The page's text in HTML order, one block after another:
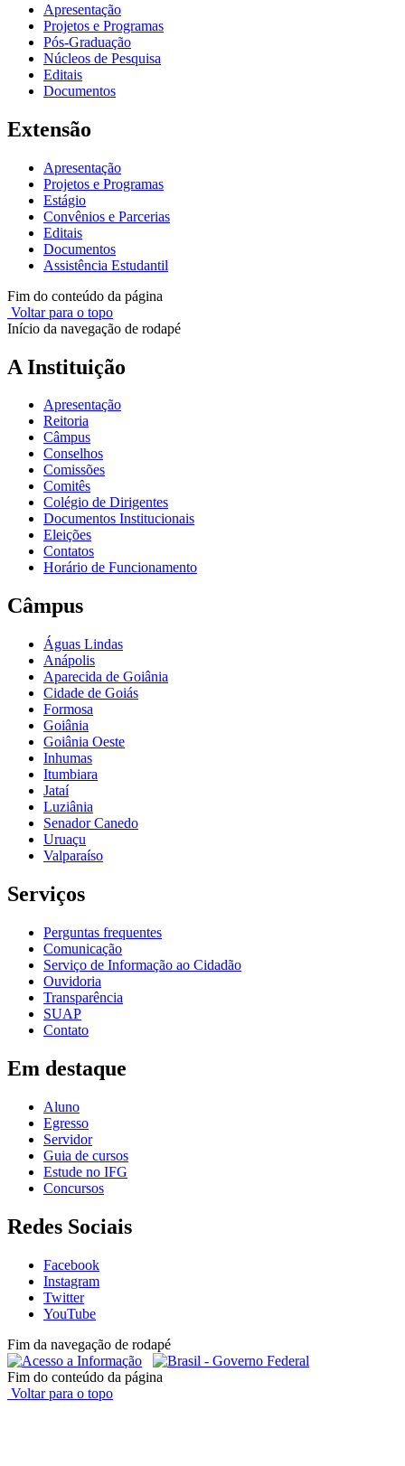
Apresentação
Projetos e Programas
Pós-Graduação
Núcleos de Pesquisa
Editais
Documentos
Extensão
Apresentação
Projetos e Programas
Estágio
Convênios e Parcerias
Editais
Documentos
Assistência Estudantil
Fim do conteúdo da página
Voltar para o topo
Início da navegação de rodapé
A Instituição
Apresentação
Reitoria
Câmpus
Conselhos
Comissões
Comitês
Colégio de Dirigentes
Documentos Institucionais
Eleições
Contatos
Horário de Funcionamento
Câmpus
Águas Lindas
Anápolis
Aparecida de Goiânia
Cidade de Goiás
Formosa
Goiânia
Goiânia Oeste
Inhumas
Itumbiara
Jataí
Luziânia
Senador Canedo
Uruaçu
Valparaíso
Serviços
Perguntas frequentes
Comunicação
Serviço de Informação ao Cidadão
Ouvidoria
Transparência
SUAP
Contato
Em destaque
Aluno
Egresso
Servidor
Guia de cursos
Estude no IFG
Concursos
Redes Sociais
Facebook
Instagram
Twitter
YouTube
Fim da navegação de rodapé
Fim do conteúdo da página
Voltar para o topo